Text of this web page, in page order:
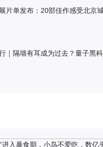
片单发布：20部佳作感受北京
｜隔墙有耳成为过去？量子黑